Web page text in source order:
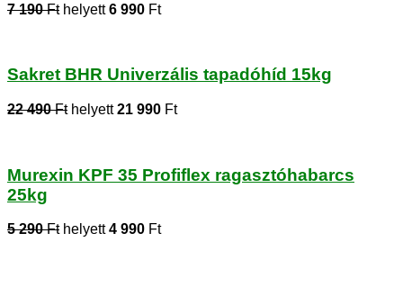
7 190 Fthelyett6 990 Ft
Sakret BHR Univerzális tapadóhíd 15kg
22 490 Fthelyett21 990 Ft
Murexin KPF 35 Profiflex ragasztóhabarcs
25kg
5 290 Fthelyett4 990 Ft